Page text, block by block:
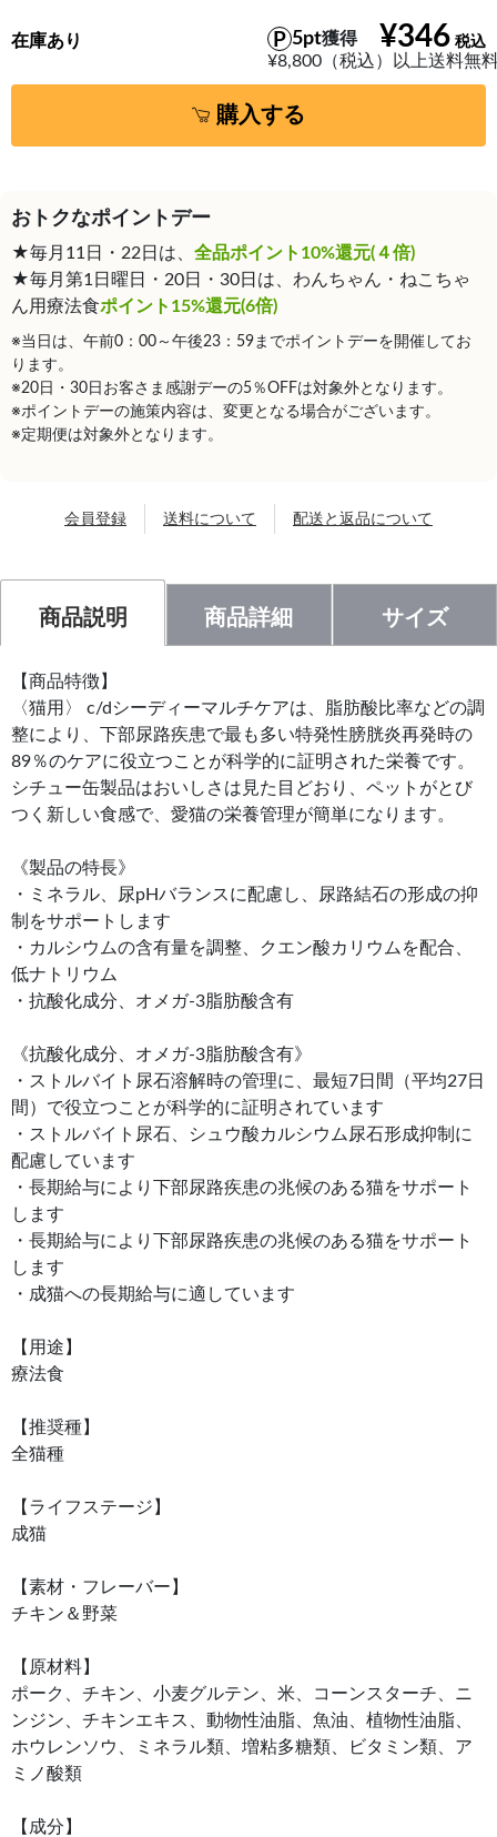
¥346
5pt獲得
¥8,800（税込）以上送料無
在庫あり
購入する
おトクなポイントデー
★毎月11日・22日は、 全品ポイント10%還元(４倍)
★毎月第1日曜日・20日・30日は、わんちゃん・ねこちゃ
ん用療法食ポイント15%還元(6倍)
※当日は、午前0：00～午後23：59までポイントデーを開催してお
ります。
※20日・30日お客さま感謝デーの5％OFFは対象外となります。
※ポイントデーの施策内容は、変更となる場合がございます。
※定期便は対象外となります。
会員登録 送料について 配送と返品について
商品説明 商品詳細 サイズ
【商品特徴】
〈猫用〉 c/dシーディーマルチケアは、脂肪酸比率などの調
整により、下部尿路疾患で最も多い特発性膀胱炎再発時の
89％のケアに役立つことが科学的に証明された栄養です。
シチュー缶製品はおいしさは見た目どおり、ペットがとび
つく新しい食感で、愛猫の栄養管理が簡単になります。
《製品の特長》
・ミネラル、尿pHバランスに配慮し、尿路結石の形成の抑
制をサポートします
・カルシウムの含有量を調整、クエン酸カリウムを配合、
低ナトリウム
・抗酸化成分、オメガ-3脂肪酸含有
《抗酸化成分、オメガ-3脂肪酸含有》
・ストルバイト尿石溶解時の管理に、最短7日間（平均27日
間）で役立つことが科学的に証明されています
・ストルバイト尿石、シュウ酸カルシウム尿石形成抑制に
配慮しています
・長期給与により下部尿路疾患の兆候のある猫をサポート
します
・長期給与により下部尿路疾患の兆候のある猫をサポート
します
・成猫への長期給与に適しています
【用途】
療法食
【推奨種】
全猫種
【ライフステージ】
成猫
【素材・フレーバー】
チキン＆野菜
【原材料】
ポーク、チキン、小麦グルテン、米、コーンスターチ、ニ
ンジン、チキンエキス、動物性油脂、魚油、植物性油脂、
ホウレンソウ、ミネラル類、増粘多糖類、ビタミン類、ア
ミノ酸類
【成分】